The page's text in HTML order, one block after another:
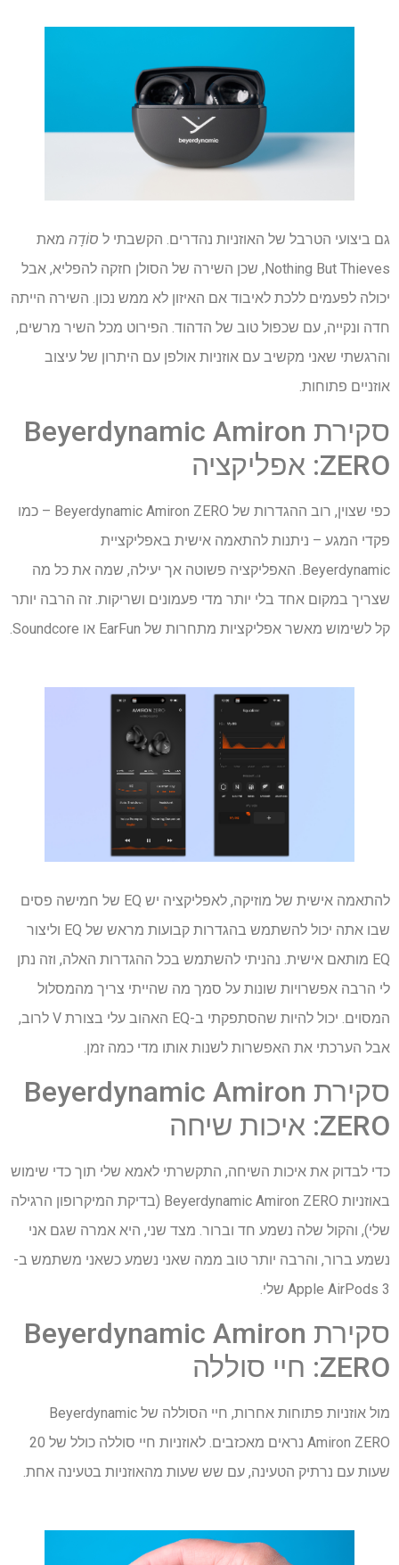
גם ביצועי הטרבל של האוזניות נהדרים. הקשבתי ל סוֹדָה מאת
Nothing But Thieves, שכן השירה של הסולן חזקה להפליא, אבל
יכולה לפעמים ללכת לאיבוד אם האיזון לא ממש נכון. השירה הייתה
חדה ונקייה, עם שכפול טוב של הדהוד. הפירוט מכל השיר מרשים,
והרגשתי שאני מקשיב עם אוזניות אולפן עם היתרון של עיצוב
אוזניים פתוחות.
סקירת Beyerdynamic Amiron
ZERO: אפליקציה
כפי שצוין, רוב ההגדרות של Beyerdynamic Amiron ZERO – כמו
פקדי המגע – ניתנות להתאמה אישית באפליקציית
Beyerdynamic. האפליקציה פשוטה אך יעילה, שמה את כל מה
שצריך במקום אחד בלי יותר מדי פעמונים ושריקות. זה הרבה יותר
קל לשימוש מאשר אפליקציות מתחרות של EarFun או Soundcore.
להתאמה אישית של מוזיקה, לאפליקציה יש EQ של חמישה פסים
שבו אתה יכול להשתמש בהגדרות קבועות מראש של EQ וליצור
EQ מותאם אישית. נהניתי להשתמש בכל ההגדרות האלה, וזה נתן
לי הרבה אפשרויות שונות על סמך מה שהייתי צריך מהמסלול
המסוים. יכול להיות שהסתפקתי ב-EQ האהוב עלי בצורת V לרוב,
אבל הערכתי את האפשרות לשנות אותו מדי כמה זמן.
סקירת Beyerdynamic Amiron
ZERO: איכות שיחה
כדי לבדוק את איכות השיחה, התקשרתי לאמא שלי תוך כדי שימוש
באוזניות Beyerdynamic Amiron ZERO (בדיקת המיקרופון הרגילה
שלי), והקול שלה נשמע חד וברור. מצד שני, היא אמרה שגם אני
נשמע ברור, והרבה יותר טוב ממה שאני נשמע כשאני משתמש ב-
Apple AirPods 3 שלי.
סקירת Beyerdynamic Amiron
ZERO: חיי סוללה
מול אוזניות פתוחות אחרות, חיי הסוללה של Beyerdynamic
Amiron ZERO נראים מאכזבים. לאוזניות חיי סוללה כולל של 20
שעות עם נרתיק הטעינה, עם שש שעות מהאוזניות בטעינה אחת.